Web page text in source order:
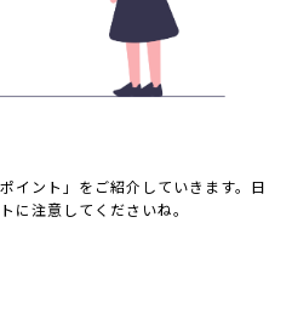
イント」をご紹介していきます。日
に注意してくださいね。